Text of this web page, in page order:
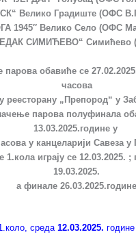
Велико Градиште (ОФС
1945″ Велико Село (ОФС
СИМИЋЕВО“ Симићево
парова обавиће се
часова
у реесторану „Препород“ у
парова полуфинала
13.03.2025.године у
у канцеларији Савеза
1.кола играју се 12.03.2025.
19.03.2025.
а финале 26.03.2025.године
среда 12.03.2025.